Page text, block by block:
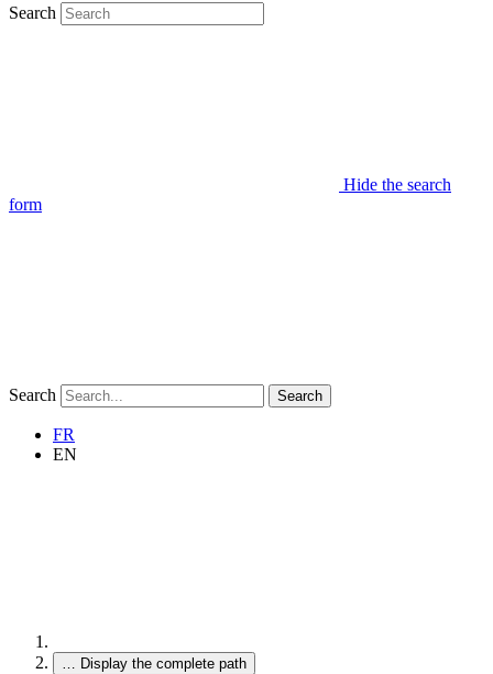
Search
Hide the search
form
Search Search
FR
EN
… Display the complete path